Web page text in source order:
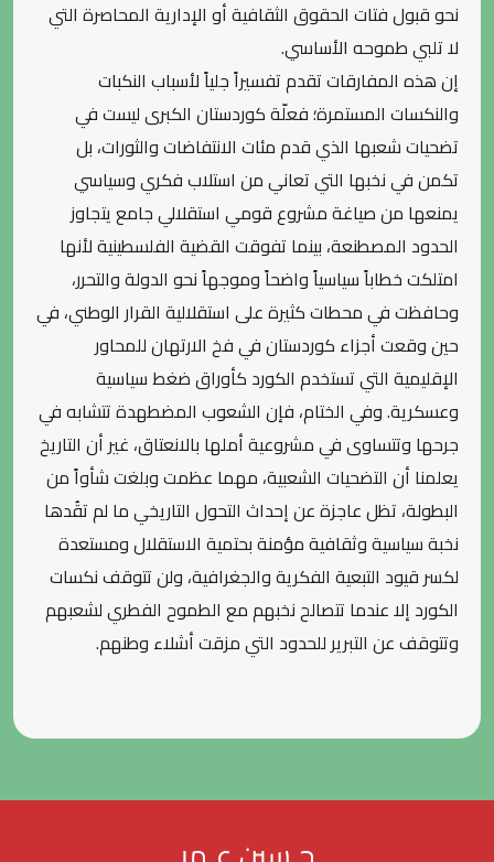
نحو قبول فتات الحقوق الثقافية أو الإدارية المحاصرة التي
لا تلبي طموحه الأساسي.
إن هذه المفارقات تقدم تفسيراً جلياً لأسباب النكبات
والنكسات المستمرة؛ فعلّة كوردستان الكبرى ليست في
تضحيات شعبها الذي قدم مئات الانتفاضات والثورات، بل
تكمن في نخبها التي تعاني من استلاب فكري وسياسي
يمنعها من صياغة مشروع قومي استقلالي جامع يتجاوز
الحدود المصطنعة، بينما تفوقت القضية الفلسطينية لأنها
امتلكت خطاباً سياسياً واضحاً وموجهاً نحو الدولة والتحرر،
وحافظت في محطات كثيرة على استقلالية القرار الوطني، في
حين وقعت أجزاء كوردستان في فخ الارتهان للمحاور
الإقليمية التي تستخدم الكورد كأوراق ضغط سياسية
وعسكرية. وفي الختام، فإن الشعوب المضطهدة تتشابه في
جرحها وتتساوى في مشروعية أملها بالانعتاق، غير أن التاريخ
يعلمنا أن التضحيات الشعبية، مهما عظمت وبلغت شأواً من
البطولة، تظل عاجزة عن إحداث التحول التاريخي ما لم تقُدها
نخبة سياسية وثقافية مؤمنة بحتمية الاستقلال ومستعدة
لكسر قيود التبعية الفكرية والجغرافية، ولن تتوقف نكسات
الكورد إلا عندما تتصالح نخبهم مع الطموح الفطري لشعبهم
وتتوقف عن التبرير للحدود التي مزقت أشلاء وطنهم.